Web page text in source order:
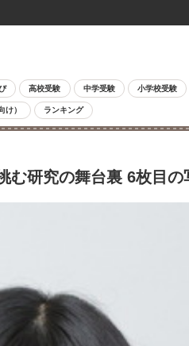
高校受験 中学受験 小学校受験
け） ランキング
む研究の舞台裏 6枚目の